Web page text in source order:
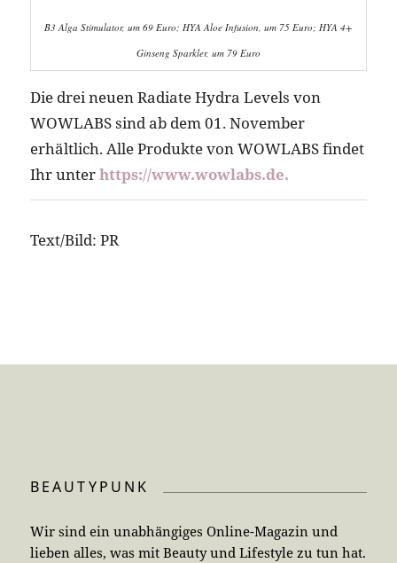
B3 Alga Stimulator, um 69 Euro; HYA Aloe Infusion, um 75 Euro; HYA 4+
Ginseng Sparkler, um 79 Euro
Die drei neuen Radiate Hydra Levels von
WOWLABS sind ab dem 01. November
erhältlich. Alle Produkte von WOWLABS findet
Ihr unterhttps://www.wowlabs.de.
Text/Bild: PR
BEAUTYPUNK
Wir sind ein unabhängiges Online-Magazin und
lieben alles, was mit Beauty und Lifestyle zu tun hat.